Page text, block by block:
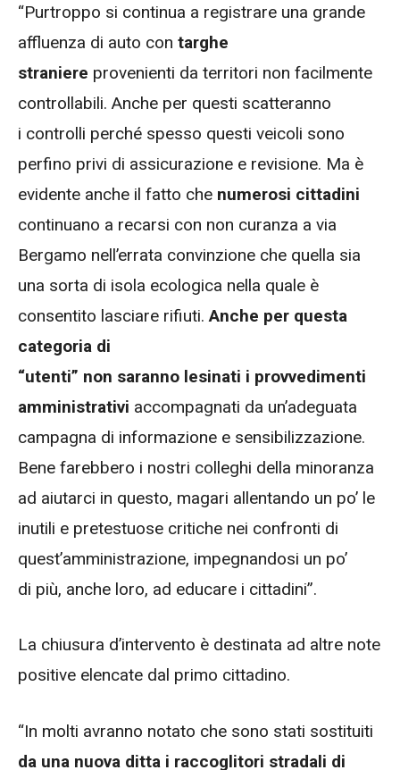
“Purtroppo si continua a registrare una grande
affluenza di auto con targhe
straniere provenienti da territori non facilmente
controllabili. Anche per questi scatteranno
i controlli perché spesso questi veicoli sono
perfino privi di assicurazione e revisione. Ma è
evidente anche il fatto che numerosi cittadini
continuano a recarsi con non curanza a via
Bergamo nell’errata convinzione che quella sia
una sorta di isola ecologica nella quale è
consentito lasciare rifiuti. Anche per questa
categoria di
“utenti” non saranno lesinati i provvedimenti
amministrativi accompagnati da un’adeguata
campagna di informazione e sensibilizzazione.
Bene farebbero i nostri colleghi della minoranza
ad aiutarci in questo, magari allentando un po’ le
inutili e pretestuose critiche nei confronti di
quest’amministrazione, impegnandosi un po’
di più, anche loro, ad educare i cittadini”.
La chiusura d’intervento è destinata ad altre note
positive elencate dal primo cittadino.
“In molti avranno notato che sono stati sostituiti
da una nuova ditta i raccoglitori stradali di